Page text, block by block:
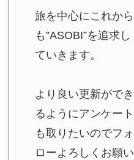
旅を中心にこれから
も”ASOBI”を追求し
ていきます。
より良い更新ができ
るようにアンケート
も取りたいのでフォ
ローよろしくお願い